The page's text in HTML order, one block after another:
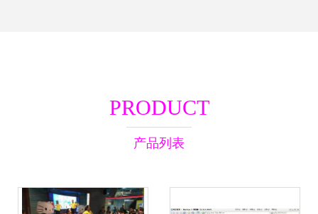
PRODUCT
产品列表